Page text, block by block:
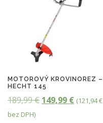
MOTOROVÝ KROVINOREZ –
HECHT 145
189,99€ P
149,99 €A(121,94€
bez DPH)